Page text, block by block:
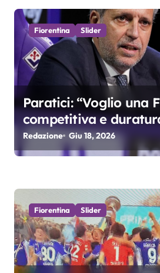
c
o
l
i
Fiorentina Slider
Paratici: “Voglio una
competitiva e
accetterei di arrivare
anni di fila…”
Redazione Giu 18, 2026
Fiorentina Slider